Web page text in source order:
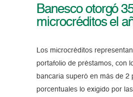
Banesco otorgó
microcréditos el
Los microcréditos
portafolio de préstamos, con
bancaria superó en más de 2
porcentuales lo exigido por